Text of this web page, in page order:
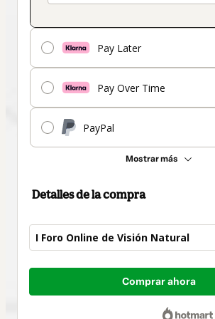
Pay Later
Pay Over Time
PayPal
Mostrar más
Detalles de la compra
I Foro Online de Visión Natural
Total
Comprar ahora